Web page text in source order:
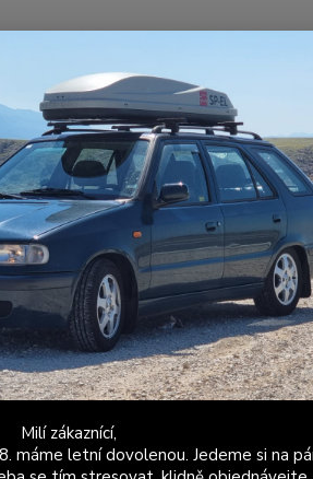
Hledat
Po -
Montážní materiál Montážní sady
středový díl
Milí zákaznící,
máme letní dovolenou. Jedeme si na